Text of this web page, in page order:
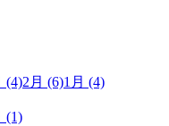
(4)2月 (6)1月 (4)
(1)